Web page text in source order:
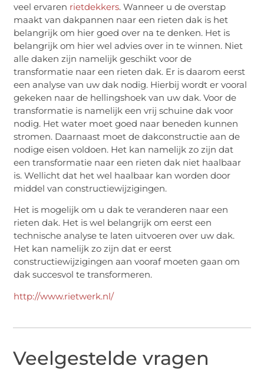
veel ervaren rietdekkers. Wanneer u de overstap
maakt van dakpannen naar een rieten dak is het
belangrijk om hier goed over na te denken. Het is
belangrijk om hier wel advies over in te winnen. Niet
alle daken zijn namelijk geschikt voor de
transformatie naar een rieten dak. Er is daarom eerst
een analyse van uw dak nodig. Hierbij wordt er vooral
gekeken naar de hellingshoek van uw dak. Voor de
transformatie is namelijk een vrij schuine dak voor
nodig. Het water moet goed naar beneden kunnen
stromen. Daarnaast moet de dakconstructie aan de
nodige eisen voldoen. Het kan namelijk zo zijn dat
een transformatie naar een rieten dak niet haalbaar
is. Wellicht dat het wel haalbaar kan worden door
middel van constructiewijzigingen.
Het is mogelijk om u dak te veranderen naar een
rieten dak. Het is wel belangrijk om eerst een
technische analyse te laten uitvoeren over uw dak.
Het kan namelijk zo zijn dat er eerst
constructiewijzigingen aan vooraf moeten gaan om
dak succesvol te transformeren.
http://www.rietwerk.nl/
Veelgestelde vragen